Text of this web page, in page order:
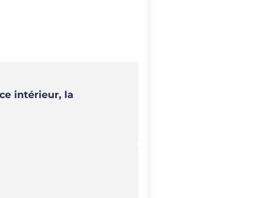
intérieur, la